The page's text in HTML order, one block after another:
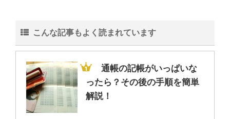
こんな記事もよく読まれています
通帳の記帳がいっぱいな
ったら？その後の手順を簡単
解説！